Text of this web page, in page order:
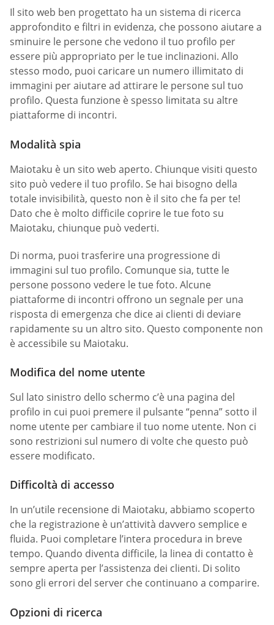
Il sito web ben progettato ha un sistema di ricerca
approfondito e filtri in evidenza, che possono aiutare a
sminuire le persone che vedono il tuo profilo per
essere più appropriato per le tue inclinazioni. Allo
stesso modo, puoi caricare un numero illimitato di
immagini per aiutare ad attirare le persone sul tuo
profilo. Questa funzione è spesso limitata su altre
piattaforme di incontri.
Modalità spia
Maiotaku è un sito web aperto. Chiunque visiti questo
sito può vedere il tuo profilo. Se hai bisogno della
totale invisibilità, questo non è il sito che fa per te!
Dato che è molto difficile coprire le tue foto su
Maiotaku, chiunque può vederti.
Di norma, puoi trasferire una progressione di
immagini sul tuo profilo. Comunque sia, tutte le
persone possono vedere le tue foto. Alcune
piattaforme di incontri offrono un segnale per una
risposta di emergenza che dice ai clienti di deviare
rapidamente su un altro sito. Questo componente non
è accessibile su Maiotaku.
Modifica del nome utente
Sul lato sinistro dello schermo c’è una pagina del
profilo in cui puoi premere il pulsante “penna” sotto il
nome utente per cambiare il tuo nome utente. Non ci
sono restrizioni sul numero di volte che questo può
essere modificato.
Difficoltà di accesso
In un’utile recensione di Maiotaku, abbiamo scoperto
che la registrazione è un’attività davvero semplice e
fluida. Puoi completare l’intera procedura in breve
tempo. Quando diventa difficile, la linea di contatto è
sempre aperta per l’assistenza dei clienti. Di solito
sono gli errori del server che continuano a comparire.
Opzioni di ricerca